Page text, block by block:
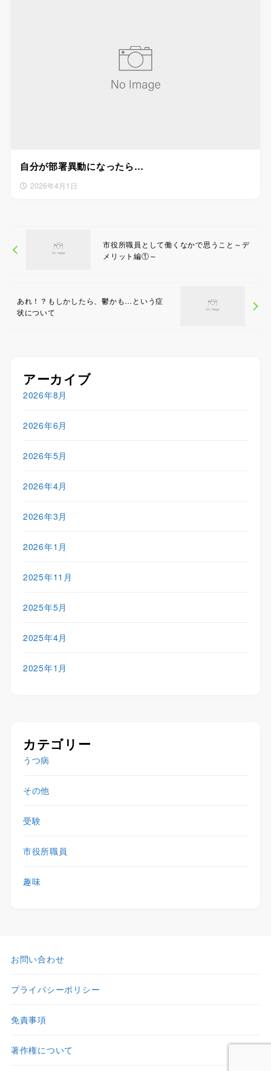
自分が部署異動になったら…
2026年4月1日
市役所職員として働くなかで思うこと～デ
メリット編①～
あれ！？もしかしたら、鬱かも…という症
状について
アーカイブ
2026年8月
2026年6月
2026年5月
2026年4月
2026年3月
2026年1月
2025年11月
2025年5月
2025年4月
2025年1月
カテゴリー
うつ病
その他
受験
市役所職員
趣味
お問い合わせ
プライバシーポリシー
免責事項
著作権について